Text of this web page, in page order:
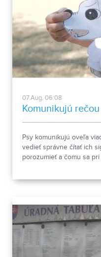
07.Aug, 06:08
Komunikujú
Psy komunikujú oveľa
vedieť správne čítať ich
porozumieť a čomu sa